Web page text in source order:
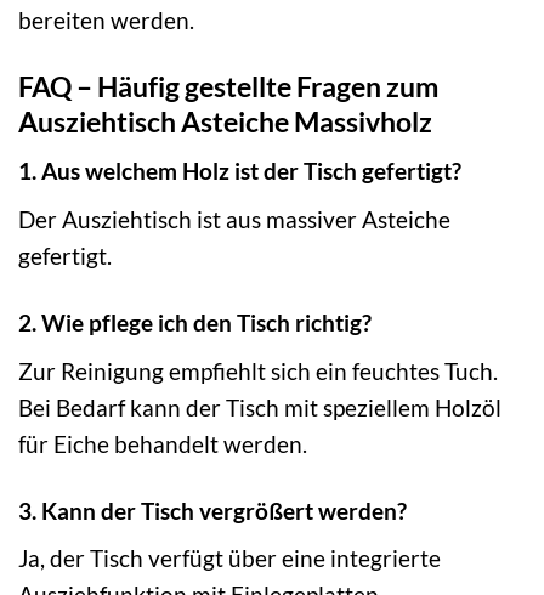
bereiten werden.
FAQ – Häufig gestellte Fragen zum
Ausziehtisch Asteiche Massivholz
1. Aus welchem Holz ist der Tisch gefertigt?
Der Ausziehtisch ist aus massiver Asteiche
gefertigt.
2. Wie pflege ich den Tisch richtig?
Zur Reinigung empfiehlt sich ein feuchtes Tuch.
Bei Bedarf kann der Tisch mit speziellem Holzöl
für Eiche behandelt werden.
3. Kann der Tisch vergrößert werden?
Ja, der Tisch verfügt über eine integrierte